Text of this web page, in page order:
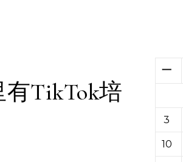
TikTok培
一
3
10